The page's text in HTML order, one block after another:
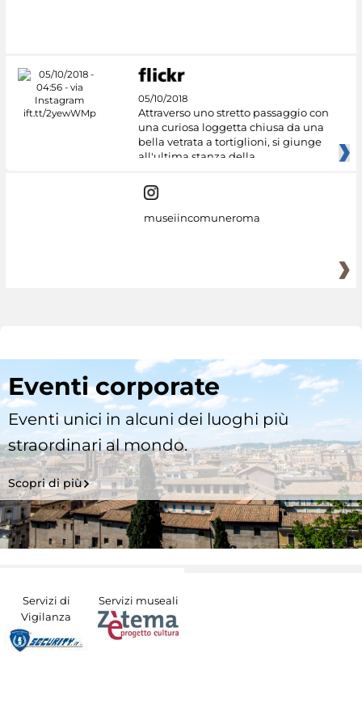
05/10/2018
Attraverso uno stretto passaggio con
una curiosa loggetta chiusa da una
bella vetrata a tortiglioni, si giunge
all'ultima stanza della
museiincomuneroma
Eventi corporate
Eventi unici in alcuni dei luoghi più
straordinari al mondo.
Scopri di più
Servizi di
Vigilanza
Servizi museali